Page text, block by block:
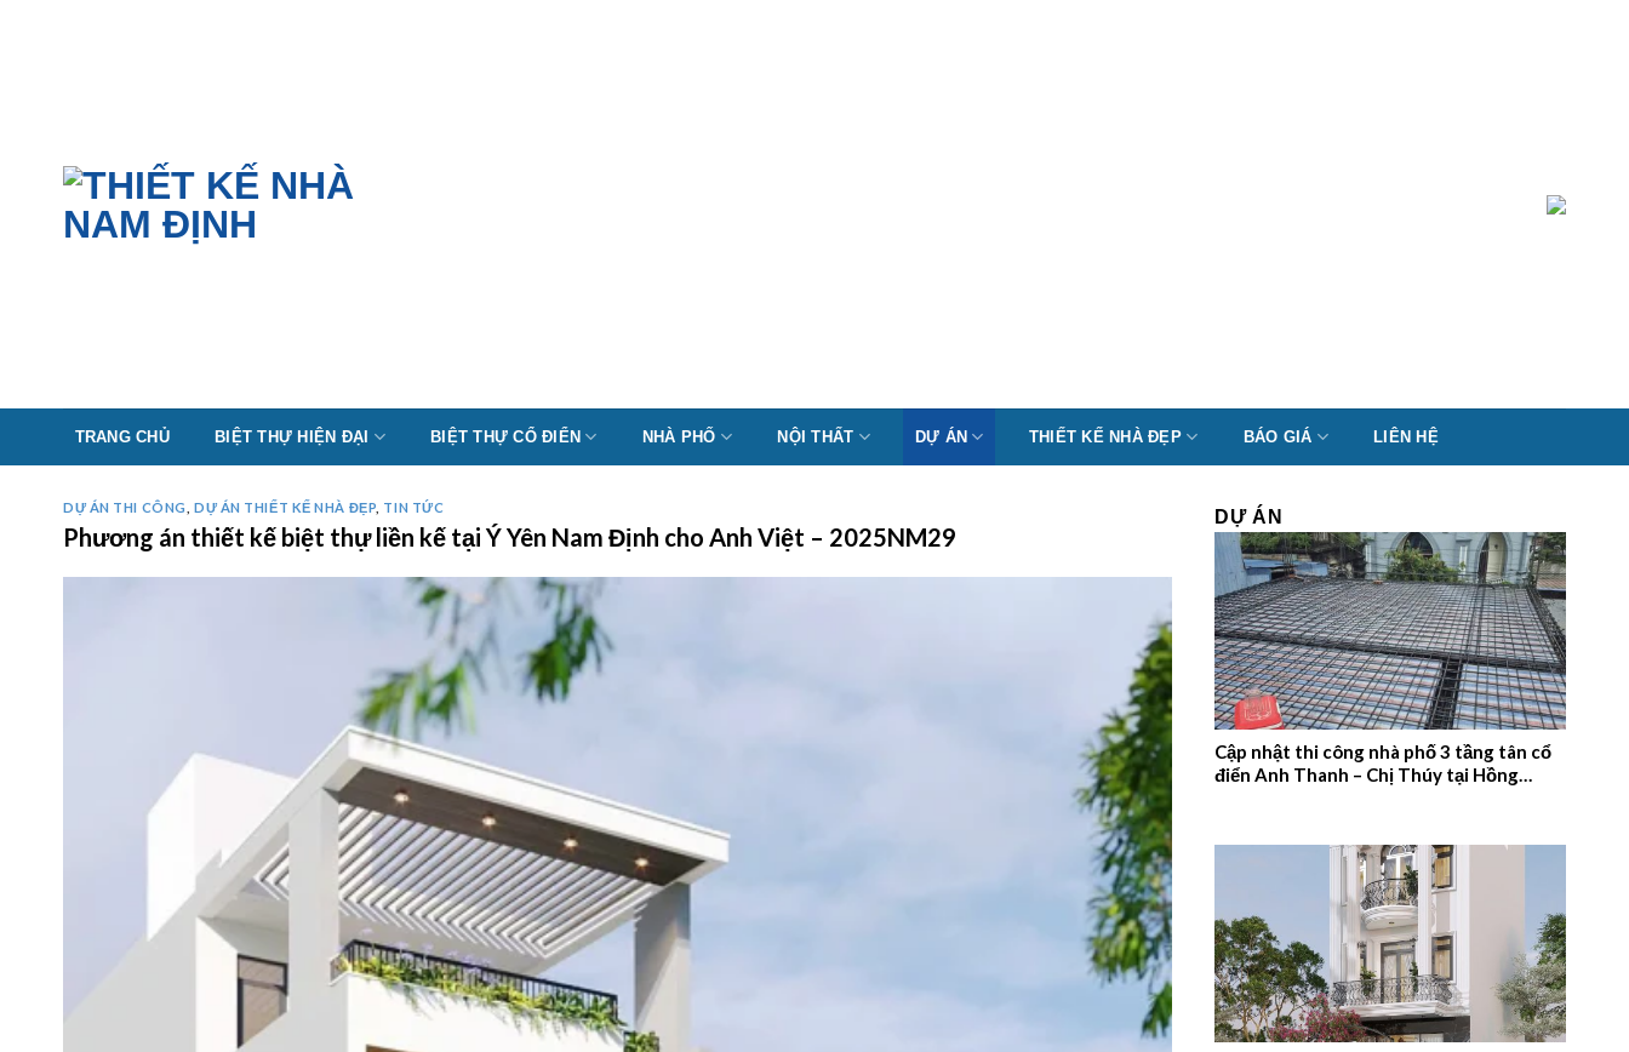
TRANG CHỦ BIỆT THỰ HIỆN ĐẠI BIỆT THỰ CỔ ĐIỂN NHÀ PHỐ NỘI THẤT DỰ ÁN THIẾT KẾ NHÀ ĐẸP BÁO GIÁ LIÊN HỆ
DỰ ÁN THI CÔNG DỰ ÁN THIẾT KẾ NHÀ ĐẸP TIN TỨC
Phương án thiết kế biệt thự liền kế tại Ý Yên Nam Định cho Anh Việt – 2025NM29
DỰ ÁN
Cập nhật thi công nhà phố 3 tầng tân cổ
điển Anh Thanh – Chị Thúy tại Hồng